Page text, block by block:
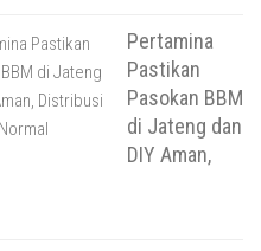
Pertamina
Pastikan
Pasokan BBM
di Jateng dan
DIY Aman,